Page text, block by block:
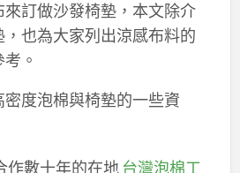
訂做沙發椅墊，本文除介
也為大家列出涼感布料的
。
度泡棉與椅墊的一些資
作數十年的在地 台灣泡棉工